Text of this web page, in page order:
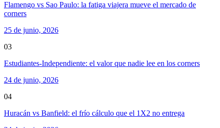
Flamengo vs Sao Paulo: la fatiga viajera mueve el mercado de
corners
25 de junio, 2026
03
Estudiantes-Independiente: el valor que nadie lee en los corners
24 de junio, 2026
04
Huracán vs Banfield: el frío cálculo que el 1X2 no entrega